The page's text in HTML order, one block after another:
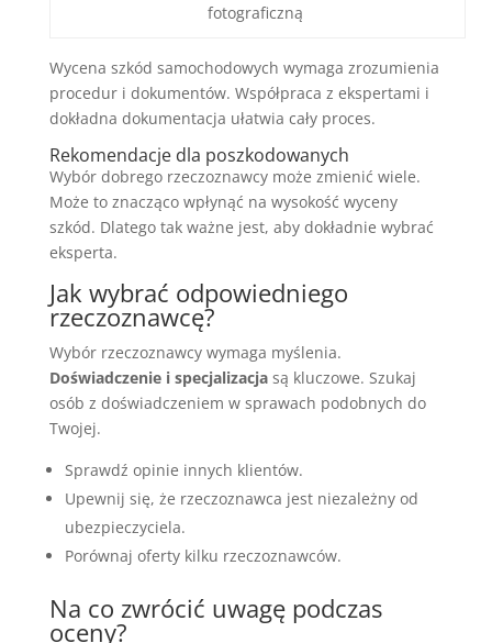
fotograficzną
Wycena szkód samochodowych wymaga zrozumienia
procedur i dokumentów. Współpraca z ekspertami i
dokładna dokumentacja ułatwia cały proces.
Rekomendacje dla poszkodowanych
Wybór dobrego rzeczoznawcy może zmienić wiele.
Może to znacząco wpłynąć na wysokość wyceny
szkód. Dlatego tak ważne jest, aby dokładnie wybrać
eksperta.
Jak wybrać odpowiedniego
rzeczoznawcę?
Wybór rzeczoznawcy wymaga myślenia.
Doświadczenie i specjalizacjasą kluczowe. Szukaj
osób z doświadczeniem w sprawach podobnych do
Twojej.
Sprawdź opinie innych klientów.
Upewnij się, że rzeczoznawca jest niezależny od
ubezpieczyciela.
Porównaj oferty kilku rzeczoznawców.
Na co zwrócić uwagę podczas
oceny?